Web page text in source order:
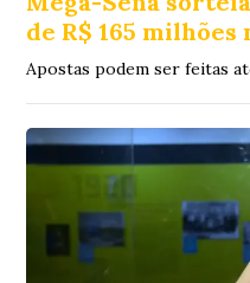
de R$ 165
Apostas podem ser feitas